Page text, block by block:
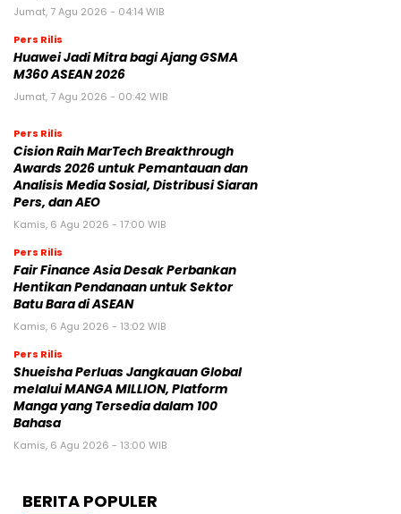
Jumat, 7 Agu 2026 - 04:14 WIB
Pers Rilis
Huawei Jadi Mitra bagi Ajang GSMA
M360 ASEAN 2026
Jumat, 7 Agu 2026 - 00:42 WIB
Pers Rilis
Cision Raih MarTech Breakthrough
Awards 2026 untuk Pemantauan dan
Analisis Media Sosial, Distribusi Siaran
Pers, dan AEO
Kamis, 6 Agu 2026 - 17:00 WIB
Pers Rilis
Fair Finance Asia Desak Perbankan
Hentikan Pendanaan untuk Sektor
Batu Bara di ASEAN
Kamis, 6 Agu 2026 - 13:02 WIB
Pers Rilis
Shueisha Perluas Jangkauan Global
melalui MANGA MILLION, Platform
Manga yang Tersedia dalam 100
Bahasa
Kamis, 6 Agu 2026 - 13:00 WIB
BERITA POPULER